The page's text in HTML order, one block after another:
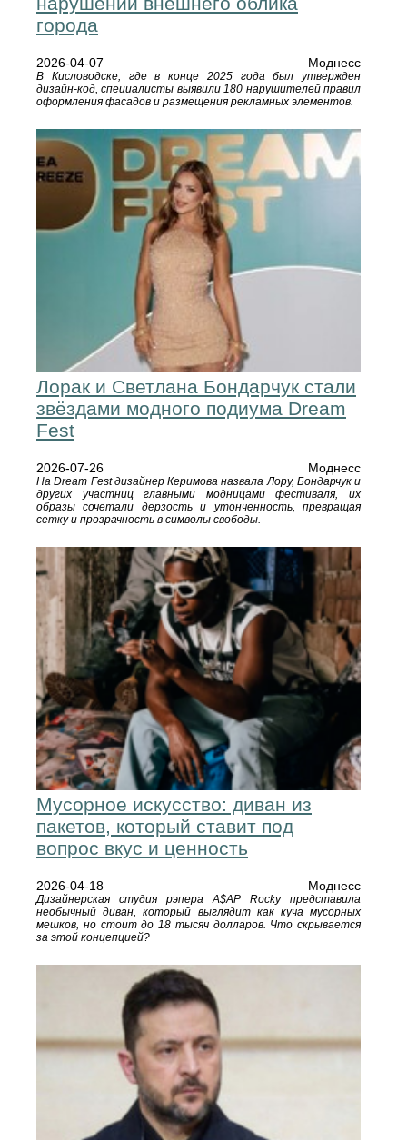
города
2026-04-07 Моднесс
В Кисловодске, где в конце 2025 года был утвержден
дизайн-код, специалисты выявили 180 нарушителей правил
оформления фасадов и размещения рекламных элементов.
Лорак и Светлана Бондарчук стали
звёздами модного подиума Dream
Fest
2026-07-26 Моднесс
На Dream Fest дизайнер Керимова назвала Лору, Бондарчук и
других участниц главными модницами фестиваля, их
образы сочетали дерзость и утонченность, превращая
сетку и прозрачность в символы свободы.
Мусорное искусство: диван из
пакетов, который ставит под
вопрос вкус и ценность
2026-04-18 Моднесс
Дизайнерская студия рэпера A$AP Rocky представила
необычный диван, который выглядит как куча мусорных
мешков, но стоит до 18 тысяч долларов. Что скрывается
за этой концепцией?